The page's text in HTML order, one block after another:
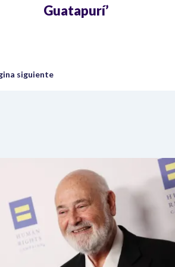
Guatapurí’
página
siguiente